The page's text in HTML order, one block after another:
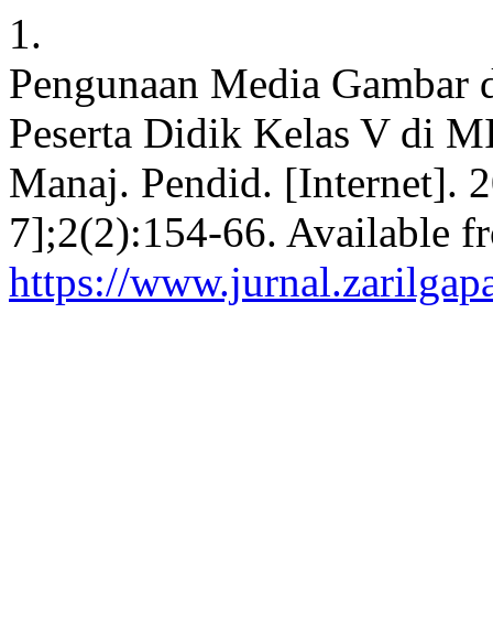
1.
Pengunaan Media
Peserta Didik Kelas V di
Manaj. Pendid. [Internet].
7];2(2):154-66. Available
https://